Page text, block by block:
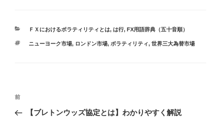
カ
ゴ
ＦＸにおけるボラティリティとは, は行, FX用語辞典（五十音順）
タ
ニューヨーク市場, ロンドン市場, ボラティリティ, 世界三大為替市場
投
過
去
前
【ブレトンウッズ協定とは】わかりやすく解説